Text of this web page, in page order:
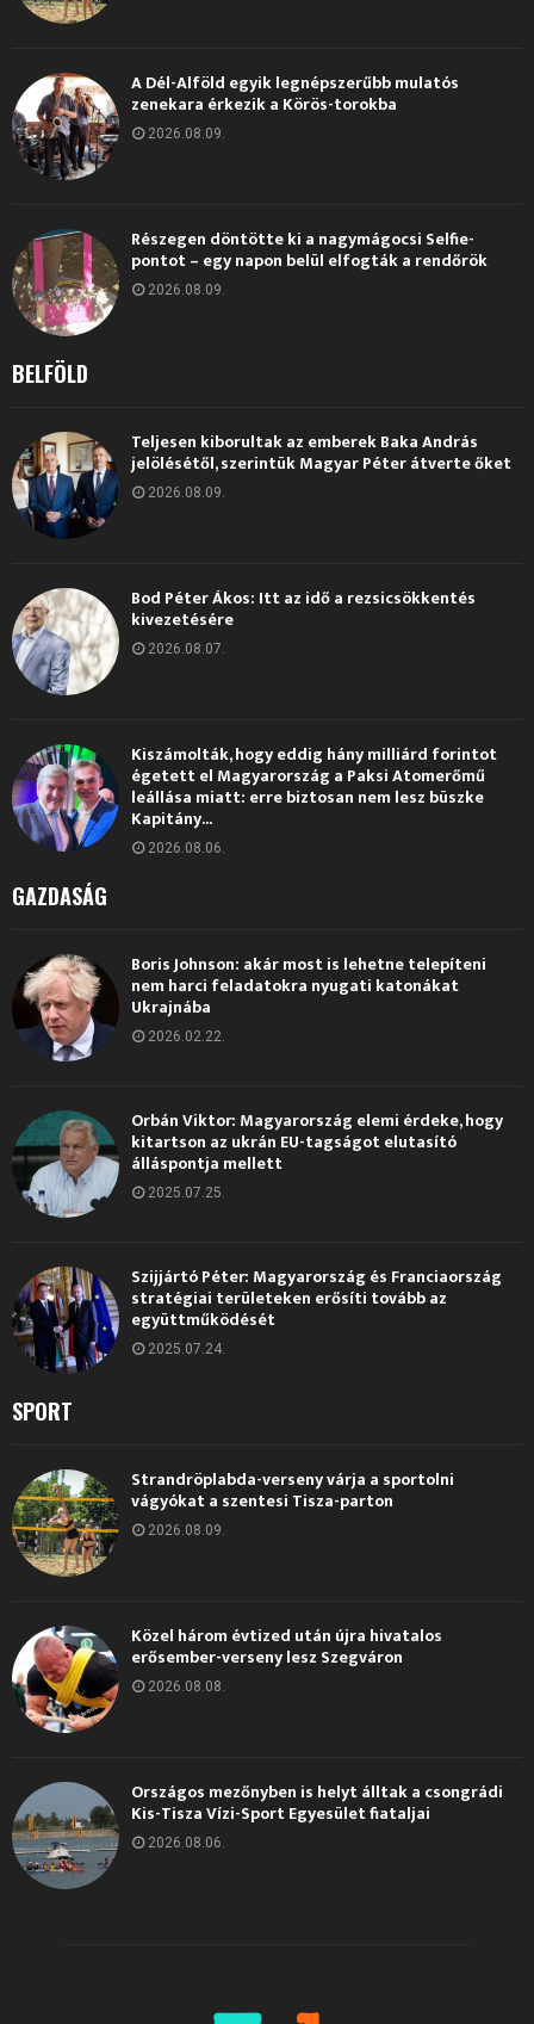
A Dél-Alföld egyik legnépszerűbb mulatós
zenekara érkezik a Körös-torokba
2026.08.09.
Részegen döntötte ki a nagymágocsi Selfie-
pontot – egy napon belül elfogták a rendőrök
2026.08.09.
BELFÖLD
Teljesen kiborultak az emberek Baka András
jelölésétől, szerintük Magyar Péter átverte őket
2026.08.09.
Bod Péter Ákos: Itt az idő a rezsicsökkentés
kivezetésére
2026.08.07.
Kiszámolták, hogy eddig hány milliárd forintot
égetett el Magyarország a Paksi Atomerőmű
leállása miatt: erre biztosan nem lesz büszke
Kapitány...
2026.08.06.
GAZDASÁG
Boris Johnson: akár most is lehetne telepíteni
nem harci feladatokra nyugati katonákat
Ukrajnába
2026.02.22.
Orbán Viktor: Magyarország elemi érdeke, hogy
kitartson az ukrán EU-tagságot elutasító
álláspontja mellett
2025.07.25.
Szijjártó Péter: Magyarország és Franciaország
stratégiai területeken erősíti tovább az
együttműködését
2025.07.24.
SPORT
Strandröplabda-verseny várja a sportolni
vágyókat a szentesi Tisza-parton
2026.08.09.
Közel három évtized után újra hivatalos
erősember-verseny lesz Szegváron
2026.08.08.
Országos mezőnyben is helyt álltak a csongrádi
Kis-Tisza Vízi-Sport Egyesület fiataljai
2026.08.06.